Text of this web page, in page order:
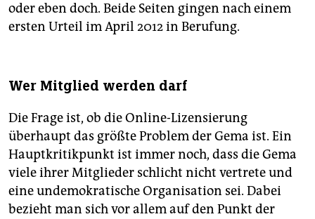
oder eben doch. Beide Seiten gingen nach einem
ersten Urteil im April 2012 in Berufung.
Wer Mitglied werden darf
Die Frage ist, ob die Online-Lizensierung
überhaupt das größte Problem der Gema ist. Ein
Hauptkritikpunkt ist immer noch, dass die Gema
viele ihrer Mitglieder schlicht nicht vertrete und
eine undemokratische Organisation sei. Dabei
bezieht man sich vor allem auf den Punkt der